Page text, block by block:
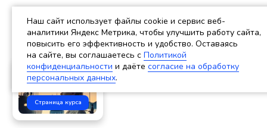
Страница курса
Обучиться профессии
системного аналитика
Наш сайт использует файлы cookie и сервис веб-
аналитики Яндекс Метрика, чтобы улучшить работу сайта,
повысить его эффективность и удобство. Оставаясь
на сайте, вы соглашаетесь c Политикой
конфиденциальности и даёте согласие на обработку
персональных данных.